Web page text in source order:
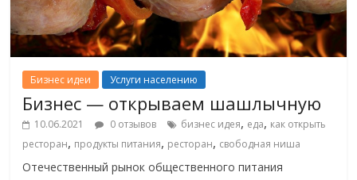
Бизнес идеи Услуги населению
Бизнес — открываем шашлычную
10.06.2021 0 отзывов бизнес идея, еда, как открыть
ресторан, продукты питания, ресторан, свободная ниша
Отечественный рынок общественного питания